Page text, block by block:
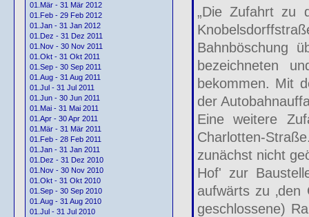
01.Mär - 31 Mär 2012
01.Feb - 29 Feb 2012
01.Jan - 31 Jan 2012
01.Dez - 31 Dez 2011
01.Nov - 30 Nov 2011
01.Okt - 31 Okt 2011
01.Sep - 30 Sep 2011
01.Aug - 31 Aug 2011
01.Jul - 31 Jul 2011
01.Jun - 30 Jun 2011
01.Mai - 31 Mai 2011
01.Apr - 30 Apr 2011
01.Mär - 31 Mär 2011
01.Feb - 28 Feb 2011
01.Jan - 31 Jan 2011
01.Dez - 31 Dez 2010
01.Nov - 30 Nov 2010
01.Okt - 31 Okt 2010
01.Sep - 30 Sep 2010
01.Aug - 31 Aug 2010
01.Jul - 31 Jul 2010
„Die Zufahrt zu
Bahnböschung
bezeichneten
bekommen. Mit
der
Eine weitere
Charlotten-
zunächst nicht
Hof' zur
aufwärts zu
geschlossene)